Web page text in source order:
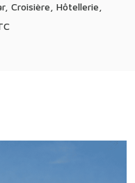
Croisière, Hôtellerie,